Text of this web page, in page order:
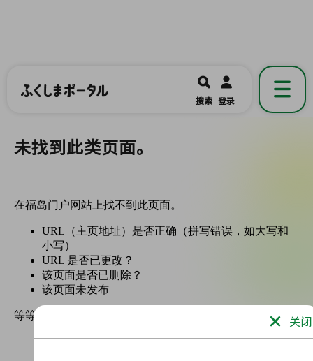
福島県公式の地域情報ポータルアプリ
開く
搜索 登录
未找到此类页面。
关闭